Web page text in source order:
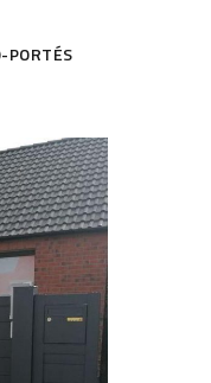
PORTÉS
en